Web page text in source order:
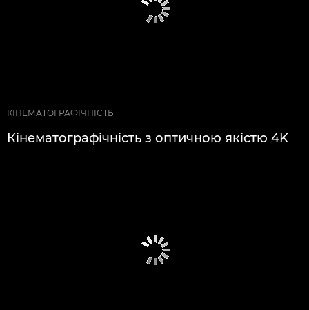
КІНЕМАТОГРАФІЧНІСТЬ
Кінематографічність з оптичною якістю 4K